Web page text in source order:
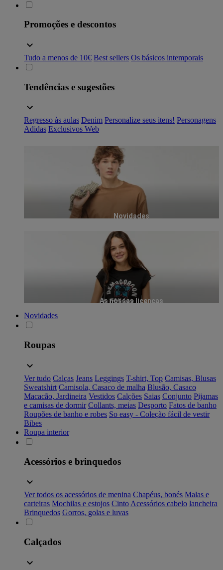
Promoções e descontos
Tudo a menos de 10€ Best sellers Os básicos intemporais
Tendências e sugestões
Regresso às aulas Denim Personalize seus itens! Personagens
Adidas Exclusivos Web
Novidades
As nossas licenças
Novidades
Roupas
Ver tudo Calças Jeans Leggings T-shirt, Top Camisas, Blusas
Sweatshirt Camisola, Casaco de malha Blusão, Casaco
Macacão, Jardineira Vestidos Calções Saias Conjunto Pijamas
e camisas de dormir Collants, meias Desporto Fatos de banho
Roupões de banho e robes So easy - Coleção fácil de vestir
Bibes
Roupa interior
Acessórios e brinquedos
Ver todos os acessórios de menina Chapéus, bonés Malas e
carteiras Mochilas e estojos Cinto Acessórios cabelo lancheira
Brinquedos Gorros, golas e luvas
Calçados